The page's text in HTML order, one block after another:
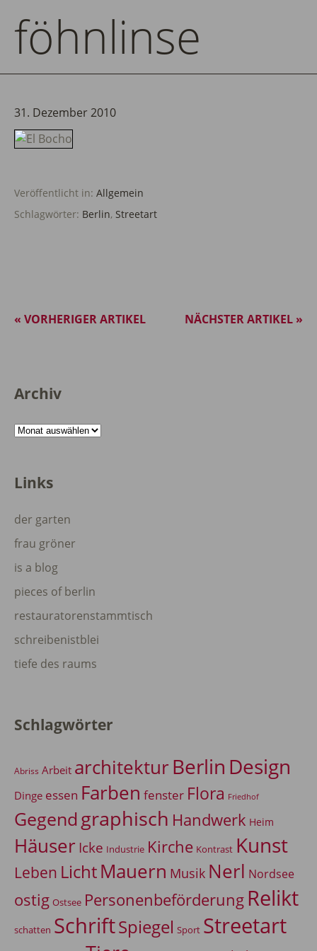
föhnlinse
31. Dezember 2010
Veröffentlicht in: Allgemein
Schlagwörter: Berlin, Streetart
NÄCHSTER ARTIKEL »
« VORHERIGER ARTIKEL
Archiv
Archiv
Links
der garten
frau gröner
is a blog
pieces of berlin
restauratorenstammtisch
schreibenistblei
tiefe des raums
Schlagwörter
Abriss Arbeit architekturBerlin Design
Dinge essen Farben fenster Flora Friedhof
Gegendgraphisch Handwerk Heim
Häuser Icke Industrie Kirche Kontrast Kunst
Leben LichtMauern Musik Nerl Nordsee
ostig Ostsee Personenbeförderung Relikt
schatten SchriftSpiegel Sport Streetart